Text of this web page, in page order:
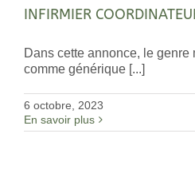
INFIRMIER
Dans cette annonce, le
comme générique [...]
6 octobre, 2023
En savoir plus